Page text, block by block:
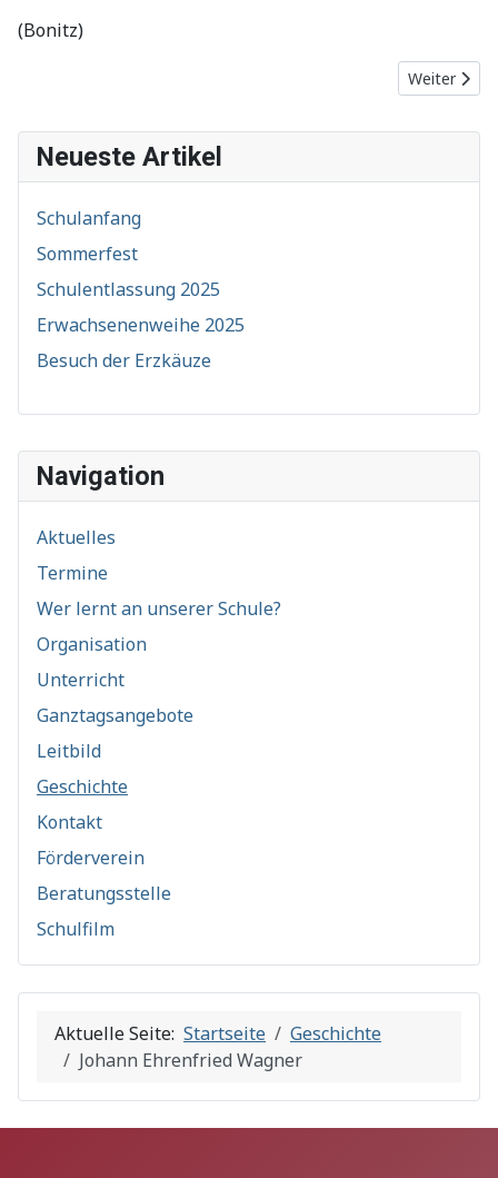
Navigation
Aktuelles
Termine
Wer lernt an unserer Schule?
Organisation
Unterricht
Ganztagsangebote
Leitbild
Geschichte
Kontakt
Förderverein
Beratungsstelle
Schulfilm
(Bonitz)
Nächster
Weiter
Neueste Artikel
Schulanfang
Sommerfest
Schulentlassung 2025
Erwachsenenweihe 2025
Besuch der Erzkäuze
Aktuelle Seite: Startseite
Geschichte
Johann Ehrenfried Wagner